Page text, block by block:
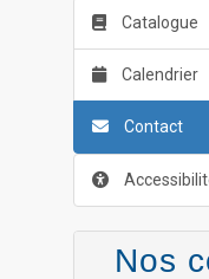
Catalogue
Calendrier
Contact
Nos